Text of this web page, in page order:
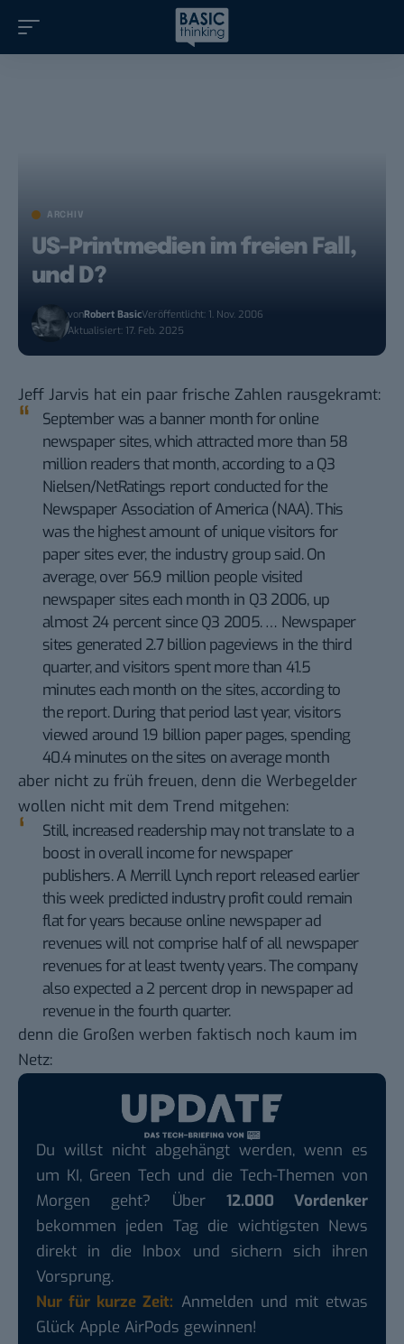
ARCHIV
US-Printmedien im freien Fall,
und D?
vonRobert BasicVeröffentlicht: 1. Nov. 2006
Aktualisiert: 17. Feb. 2025
Jeff Jarvis hat ein paar frische Zahlen rausgekramt:
September was a banner month for online
newspaper sites, which attracted more than 58
million readers that month, according to a Q3
Nielsen/NetRatings report conducted for the
Newspaper Association of America (NAA). This
was the highest amount of unique visitors for
paper sites ever, the industry group said. On
average, over 56.9 million people visited
newspaper sites each month in Q3 2006, up
almost 24 percent since Q3 2005. … Newspaper
sites generated 2.7 billion pageviews in the third
quarter, and visitors spent more than 41.5
minutes each month on the sites, according to
the report. During that period last year, visitors
viewed around 1.9 billion paper pages, spending
40.4 minutes on the sites on average month
aber nicht zu früh freuen, denn die Werbegelder
wollen nicht mit dem Trend mitgehen:
Still, increased readership may not translate to a
boost in overall income for newspaper
publishers. A Merrill Lynch report released earlier
this week predicted industry profit could remain
flat for years because online newspaper ad
revenues will not comprise half of all newspaper
revenues for at least twenty years. The company
also expected a 2 percent drop in newspaper ad
revenue in the fourth quarter.
denn die Großen werben faktisch noch kaum im
Netz:
Du willst nicht abgehängt werden, wenn es
um KI, Green Tech und die Tech-Themen von
Morgen geht? Über 12.000 Vordenker
bekommen jeden Tag die wichtigsten News
direkt in die Inbox und sichern sich ihren
Vorsprung.
Nur für kurze Zeit: Anmelden und mit etwas
Glück Apple AirPods gewinnen!